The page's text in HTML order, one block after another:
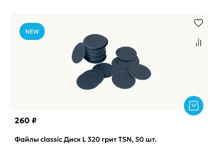
NEW
260 ₽
Файлы classic Диск L 320 грит TSN, 50 шт.